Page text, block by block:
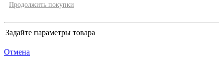
Продолжить покупки
Задайте параметры товара
Отмена